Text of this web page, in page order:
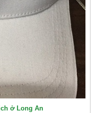
ở Long An